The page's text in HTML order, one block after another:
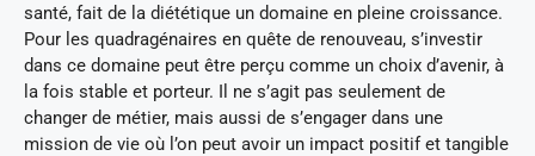
santé, fait de la diététique un domaine en pleine croissance.
Pour les quadragénaires en quête de renouveau, s’investir
dans ce domaine peut être perçu comme un choix d’avenir, à
la fois stable et porteur. Il ne s’agit pas seulement de
changer de métier, mais aussi de s’engager dans une
mission de vie où l’on peut avoir un impact positif et tangible